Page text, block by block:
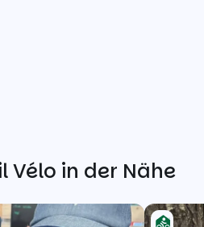
Vélo in der Nähe